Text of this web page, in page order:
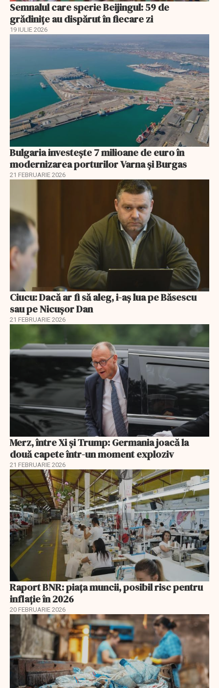
Semnalul care sperie Beijingul: 59 de
grădinițe au dispărut în fiecare zi
19 IULIE 2026
Bulgaria investește 7 milioane de euro în
modernizarea porturilor Varna și Burgas
21 FEBRUARIE 2026
Ciucu: Dacă ar fi să aleg, i-aș lua pe Băsescu
sau pe Nicușor Dan
21 FEBRUARIE 2026
Merz, între Xi și Trump: Germania joacă la
două capete într-un moment exploziv
21 FEBRUARIE 2026
Raport BNR: piața muncii, posibil risc pentru
inflație în 2026
20 FEBRUARIE 2026